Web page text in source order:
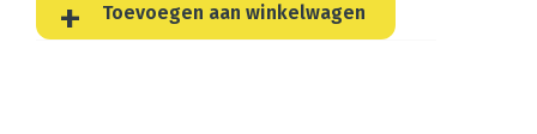
Toevoegen aan winkelwagen